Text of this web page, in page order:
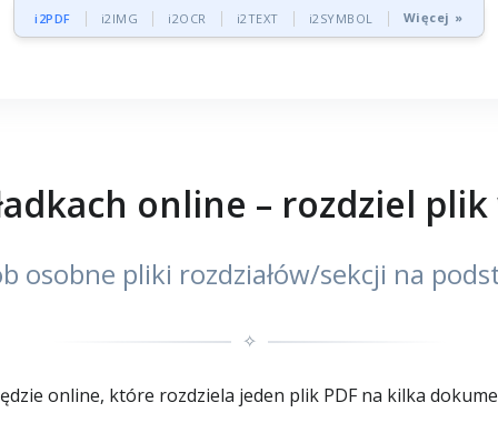
i2PDF i2IMG i2OCR i2TEXT i2SYMBOL Więcej »
online – rozdziel
osobne pliki rozdziałów/sekcji na
✧
online, które rozdziela jeden plik PDF na kilka